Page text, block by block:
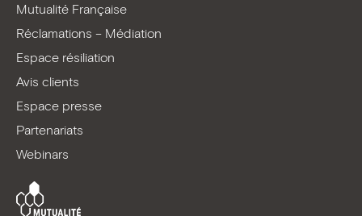
Mutualité Française
Réclamations – Médiation
Espace résiliation
Avis clients
Espace presse
Partenariats
Webinars